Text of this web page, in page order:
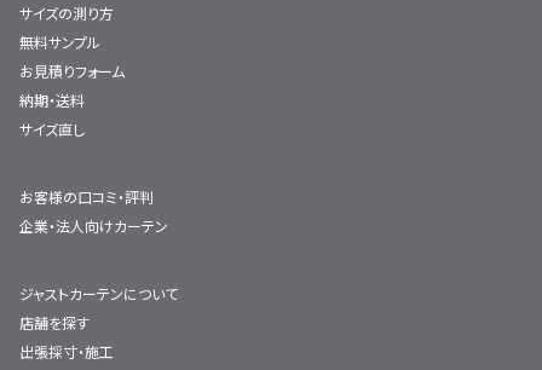
サイズの測り方
無料サンプル
お見積りフォーム
納期・送料
サイズ直し
お客様の口コミ・評判
企業・法人向けカーテン
ジャストカーテンについて
店舗を探す
出張採寸・施工